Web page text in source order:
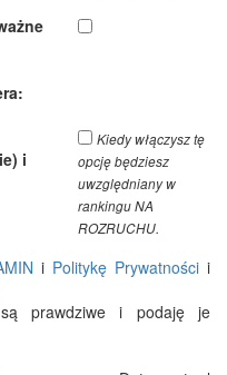
i
Kiedy włączysz tę
opcję będziesz
uwzględniany w
rankingu NA
ROZRUCHU.
i Politykę Prywatności i
prawdziwe i podaję je